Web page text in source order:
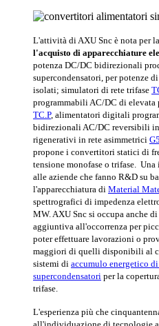
L'attività di AXU Snc è nota per la
l'acquisto di apparecchiature
potenza DC/DC bidirezionali
supercondensatori, per potenze
isolati; simulatori di rete trifase
programmabili AC/DC di elevata
TC.P, alimentatori digitali
bidirezionali AC/DC reversibili
rigenerativi in rete asimmetrici G5
propone i convertitori statici di
tensione monofase o trifase.
alle aziende che fanno R&D su
l'apparecchiatura di Material
spettrografici di impedenza
MW. AXU Snc si occupa anche
aggiuntiva all'occorrenza per
poter effettuare lavorazioni o
maggiori di quelli disponibili al
sistemi di accumulo energetico
supercondensatori per la
trifase.
L'esperienza più che